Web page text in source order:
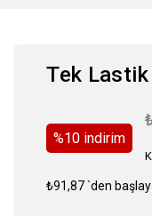
Tek
%10 i̇ndirim
₺91,87`den